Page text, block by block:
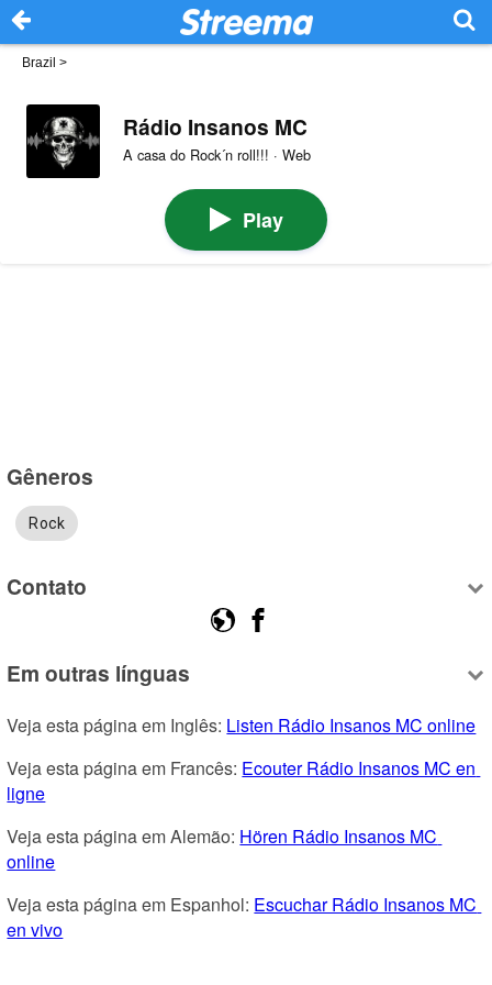
Brazil >
Rádio Insanos MC
A casa do Rock´n roll!!! · Web
Play
Gêneros
Rock
Contato
Em outras línguas
Veja esta página em Inglês: Listen Rádio Insanos MC online
Veja esta página em Francês: Ecouter Rádio Insanos MC en
ligne
Veja esta página em Alemão: Hören Rádio Insanos MC
online
Veja esta página em Espanhol: Escuchar Rádio Insanos MC
en vivo